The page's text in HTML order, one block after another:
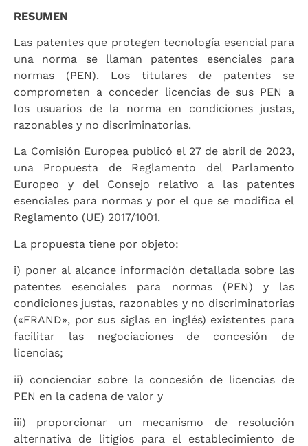
RESUMEN
Las patentes que protegen tecnología esencial para
una norma se llaman patentes esenciales para
normas (PEN). Los titulares de patentes se
comprometen a conceder licencias de sus PEN a
los usuarios de la norma en condiciones justas,
razonables y no discriminatorias.
La Comisión Europea publicó el 27 de abril de 2023,
una Propuesta de Reglamento del Parlamento
Europeo y del Consejo relativo a las patentes
esenciales para normas y por el que se modifica el
Reglamento (UE) 2017/1001.
La propuesta tiene por objeto:
i) poner al alcance información detallada sobre las
patentes esenciales para normas (PEN) y las
condiciones justas, razonables y no discriminatorias
(«FRAND», por sus siglas en inglés) existentes para
facilitar las negociaciones de concesión de
licencias;
ii) concienciar sobre la concesión de licencias de
PEN en la cadena de valor y
iii) proporcionar un mecanismo de resolución
alternativa de litigios para el establecimiento de